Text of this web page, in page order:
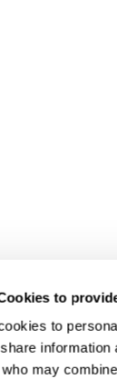
to
to
may